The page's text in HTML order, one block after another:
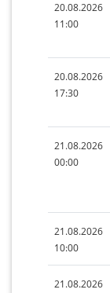
20.08.2026
11:00
20.08.2026
17:30
21.08.2026
00:00
21.08.2026
10:00
21.08.2026